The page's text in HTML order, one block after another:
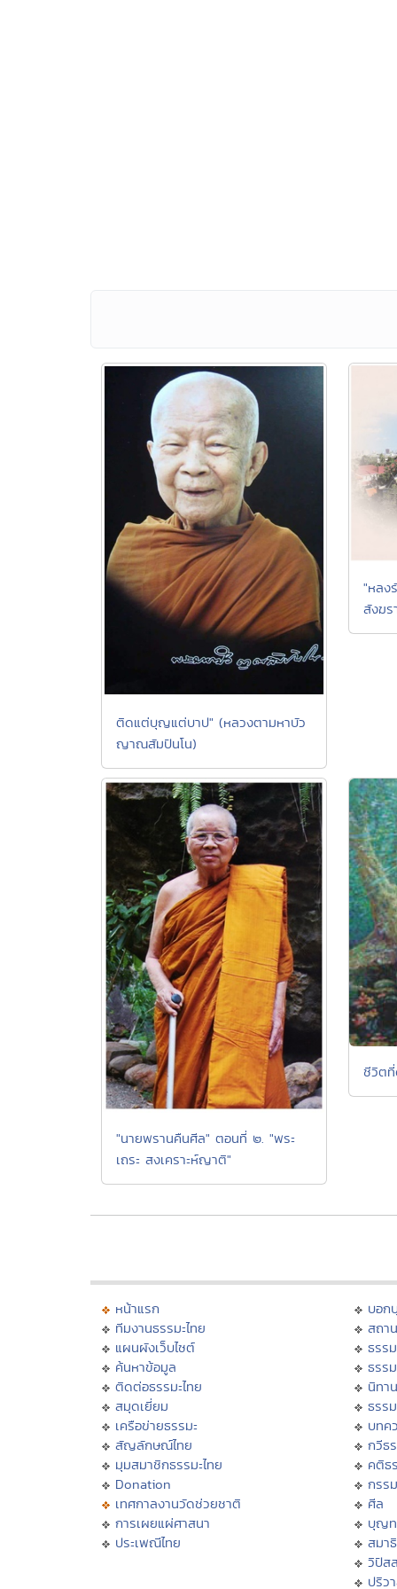
ติดแต่บุญแต่บาป" (หลวงตามหาบัว
ญาณสัมปันโน)
"หลง
สังฆร
"นายพรานคืนศีล" ตอนที่ ๒. "พระ
เถระ สงเคราะห์ญาติ"
ชีวิต
หน้าแรก
ทีมงานธรรมะไทย
แผนผังเว็บไซต์
ค้นหาข้อมูล
ติดต่อธรรมะไทย
สมุดเยี่ยม
เครือข่ายธรรมะ
สัญลักษณ์ไทย
มุมสมาชิกธรรมะไทย
Donation
เทศกาลงานวัดช่วยชาติ
การเผยแผ่ศาสนา
ประเพณีไทย
บอ
สถา
ธรร
ธรร
นิทา
ธรร
บทค
กวีธ
คติธ
กรรม
ศีล
บุญท
สมาธิ
วิปัส
ปริว